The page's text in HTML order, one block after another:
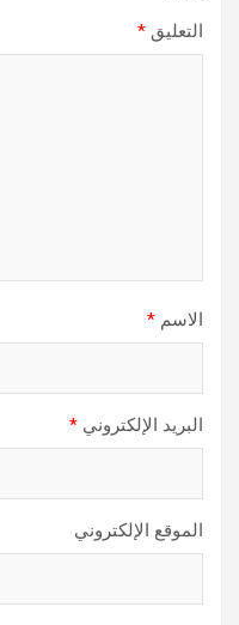
التعليق *
الاسم *
البريد الإلكتروني *
الموقع الإلكتروني